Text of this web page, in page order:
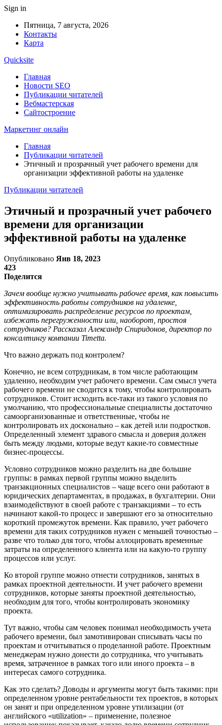
Sign in
Пятница, 7 августа, 2026
Контакты
Карта
Quicksite
Главная
Новости SEO
Публикации читателей
Вебмастерская
Сайтостроение
Маркетинг онлайн
Главная
Публикации читателей
Этичный и прозрачный учет рабочего времени для
организации эффективной работы на удаленке
Публикации читателей
Этичный и прозрачный учет рабочего
времени для организации
эффективной работы на удаленке
Опубликовано Янв 18, 2023
423
Поделится
Зачем вообще нужно учитывать рабочее время, как повысить
эффективность работы сотрудников на удаленке,
оптимизировать распределение ресурсов по проектам,
избежать перегруженности или, наоборот, простоя
сотрудников? Рассказал Александр Спиридонов, директор по
консалтингу компании Timetta.
Что важно держать под контролем?
Конечно, не всем сотрудникам, в том числе работающим
удаленно, необходим учет рабочего времени. Сам смысл учета
рабочего времени не сводится к тому, чтобы контролировать
сотрудников. Стоит исходить все-таки из такого условия по
умолчанию, что профессиональные специалисты достаточно
самоорганизованные и ответственные, чтобы не
контролировать их досконально – как детей или подростков.
Определенный элемент здравого смысла и доверия должен
быть между людьми, которые ведут какие-то совместные
бизнес-процессы.
Условно сотрудников можно разделить на две большие
группы: в рамках первой группы можно выделить
транзакционных специалистов – чаще всего они работают в
юридических департаментах, в продажах, в бухгалтерии. Они
взаимодействуют в своей работе с транзакциями – то есть
начинают какой-то процесс и завершают его за относительно
короткий промежуток времени. Как правило, учет рабочего
времени для таких сотрудников нужен с меньшей точностью –
разве что только для того, чтобы аллоцировать временные
затраты на определенного клиента или на какую-то группу
процессов или услуг.
Ко второй группе можно отнести сотрудников, занятых в
рамках проектной деятельности. И учет рабочего времени
сотрудников, которые заняты проектной деятельностью,
необходим для того, чтобы контролировать экономику
проекта.
Тут важно, чтобы сам человек понимал необходимость учета
рабочего времени, был замотивирован списывать часы по
проектам и отчитываться о проделанной работе. Проектным
менеджерам нужно донести до сотрудника, что учитывать
время, затраченное в рамках того или иного проекта – в
интересах самого сотрудника.
Как это сделать? Доводы и аргументы могут быть такими: при
определенном уровне рентабельности тех проектов, в которых
он занят и при определенном уровне утилизации (от
английского «utilization» – применение, полезное